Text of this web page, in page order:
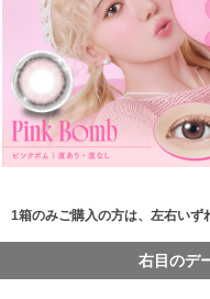
1箱のみご購入の方は、左右いず
右目のデ